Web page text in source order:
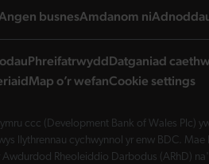
page
busneslanding page
Amdanom nilanding
PhreifatrwyddDatganiad
Map o’r wefanCookie settings
ccc (Development Bank of Wales Plc)
llythrennau cychwynnol yr enw BDC.
Rheoleiddio Darbodus (ARhD)